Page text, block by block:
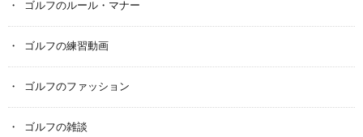
ゴルフのルール・マナー
ゴルフの練習動画
ゴルフのファッション
ゴルフの雑談